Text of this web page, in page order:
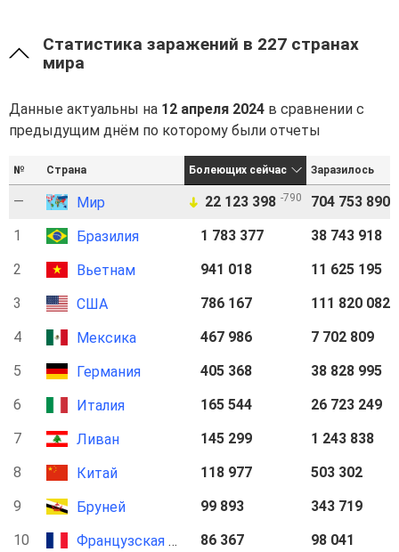
Статистика заражений в 227 странах
мира
Данные актуальны на 12 апреля 2024 в сравнении с
предыдущим днём по которому были отчеты
№ Страна Болеющих сейчас Заразилось
— Мир ➜ 22 123 398 -790
704 753 890
1
Бразилия 1 783 377
38 743 918
2
Вьетнам 941 018
11 625 195
3
США 786 167
111 820 082
4
Мексика 467 986
7 702 809
5
Германия 405 368
38 828 995
6
Италия 165 544
26 723 249
7
Ливан 145 299
1 243 838
8
Китай 118 977
503 302
9
Бруней 99 893
343 719
10
Французская Гвиана 86 367
98 041